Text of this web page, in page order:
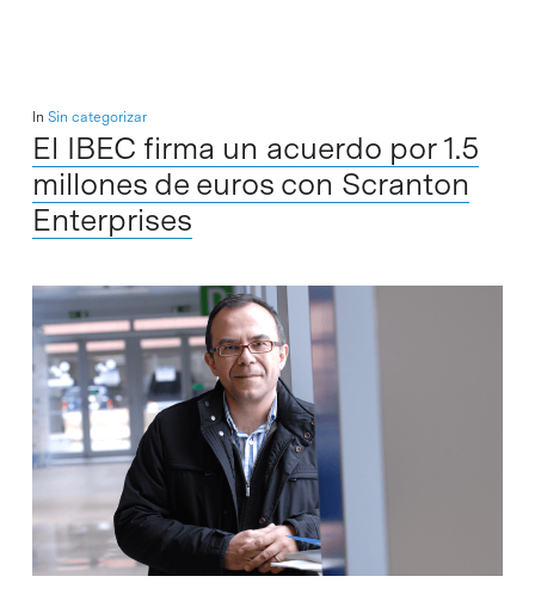
In Sin categorizar
El IBEC firma un acuerdo por 1.5
millones de euros con Scranton
Enterprises